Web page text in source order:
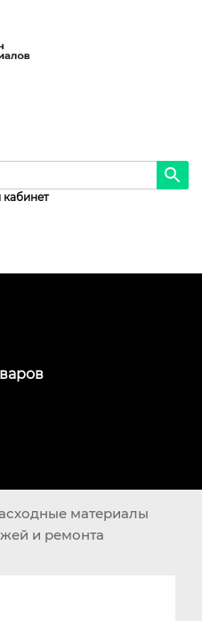
материалы
и ремонта